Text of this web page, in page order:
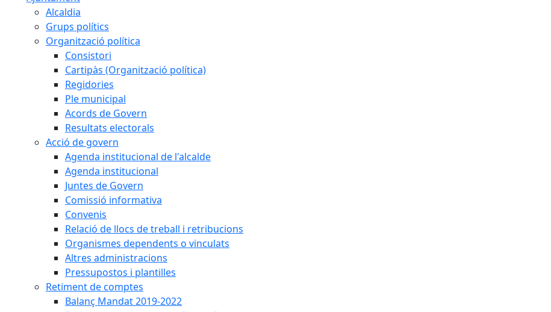
Alcaldia
Grups polítics
Organització política
Consistori
Cartipàs (Organització política)
Regidories
Ple municipal
Acords de Govern
Resultats electorals
Acció de govern
Agenda institucional de l'alcalde
Agenda institucional
Juntes de Govern
Comissió informativa
Convenis
Relació de llocs de treball i retribucions
Organismes dependents o vinculats
Altres administracions
Pressupostos i plantilles
Retiment de comptes
Balanç Mandat 2019-2022